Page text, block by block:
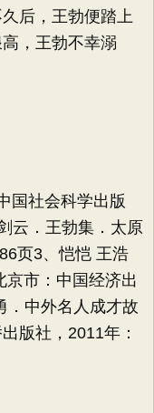
后，王勃便踏上
，王勃不幸溺
国社会科学出版
云．王勃集．太原
页3、恺恺 王浩
京市：中国经济出
．中外名人成才故
版社，2011年：